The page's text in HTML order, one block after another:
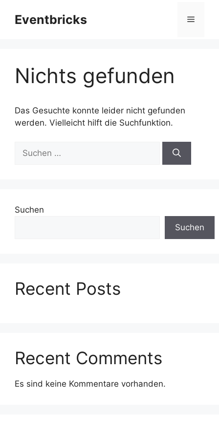
InhaltEventbricks Menü
Nichts gefunden
Das Gesuchte konnte leider nicht gefunden
werden. Vielleicht hilft die Suchfunktion.
nach:
Suchen
Suchen
Recent Posts
Recent Comments
Es sind keine Kommentare vorhanden.